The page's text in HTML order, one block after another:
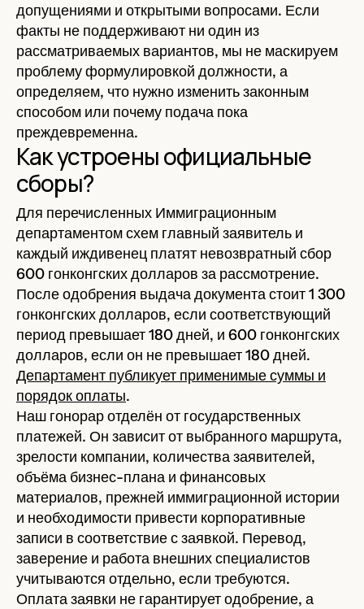
допущениями и открытыми вопросами. Если
факты не поддерживают ни один из
рассматриваемых вариантов, мы не маскируем
проблему формулировкой должности, а
определяем, что нужно изменить законным
способом или почему подача пока
преждевременна.
Как устроены официальные
сборы?
Для перечисленных Иммиграционным
департаментом схем главный заявитель и
каждый иждивенец платят невозвратный сбор
600 гонконгских долларов за рассмотрение.
После одобрения выдача документа стоит 1 300
гонконгских долларов, если соответствующий
период превышает 180 дней, и 600 гонконгских
долларов, если он не превышает 180 дней.
Департамент публикует применимые суммы и
порядок оплаты.
Наш гонорар отделён от государственных
платежей. Он зависит от выбранного маршрута,
зрелости компании, количества заявителей,
объёма бизнес-плана и финансовых
материалов, прежней иммиграционной истории
и необходимости привести корпоративные
записи в соответствие с заявкой. Перевод,
заверение и работа внешних специалистов
учитываются отдельно, если требуются.
Оплата заявки не гарантирует одобрение, а